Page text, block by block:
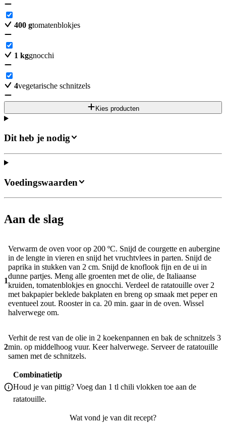
400 gtomatenblokjes
1 kggnocchi
4vegetarische schnitzels
Kies producten
Dit heb je nodig
Aan de slag
1
Verwarm de oven voor op 200 ºC. Snijd de courgette en aubergine
in de lengte in vieren en snijd het vruchtvlees in parten. Snijd de
paprika in stukken van 2 cm. Snijd de knoflook fijn en de ui in
dunne partjes. Meng alle groenten met de olie, de Italiaanse
kruiden, tomatenblokjes en gnocchi. Verdeel de ratatouille over 2
met bakpapier beklede bakplaten en breng op smaak met peper en
eventueel zout. Rooster in ca. 20 min. gaar in de oven. Wissel
halverwege om.
2
Verhit de rest van de olie in 2 koekenpannen en bak de schnitzels 3
min. op middelhoog vuur. Keer halverwege. Serveer de ratatouille
samen met de schnitzels.
Combinatietip
Houd je van pittig? Voeg dan 1 tl chili vlokken toe aan de
ratatouille.
Wat vond je van dit recept?
Voedingswaarden